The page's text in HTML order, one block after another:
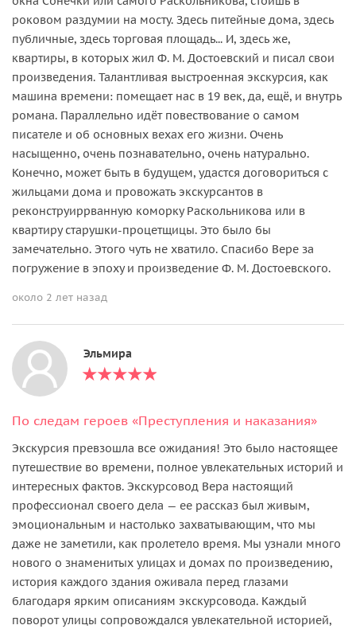
роковом раздумии на мосту. Здесь питейные дома, здесь
публичные, здесь торговая площадь... И, здесь же,
квартиры, в которых жил Ф. М. Достоевский и писал свои
произведения. Талантливая выстроенная экскурсия, как
машина времени: помещает нас в 19 век, да, ещё, и внутрь
романа. Параллельно идёт повествование о самом
писателе и об основных вехах его жизни. Очень
насыщенно, очень познавательно, очень натурально.
Конечно, может быть в будущем, удастся договориться с
жильцами дома и провожать экскурсантов в
реконструиррванную коморку Раскольникова или в
квартиру старушки-процетщицы. Это было бы
замечательно. Этого чуть не хватило. Спасибо Вере за
погружение в эпоху и произведение Ф. М. Достоевского.
около 2 лет назад
Эльмира
По следам героев «Преступления и наказания»
Экскурсия превзошла все ожидания! Это было настоящее
путешествие во времени, полное увлекательных историй и
интересных фактов. Экскурсовод Вера настоящий
профессионал своего дела — ее рассказ был живым,
эмоциональным и настолько захватывающим, что мы
даже не заметили, как пролетело время. Мы узнали много
нового о знаменитых улицах и домах по произведению,
история каждого здания оживала перед глазами
благодаря ярким описаниям экскурсовода. Каждый
поворот улицы сопровождался увлекательной историей,